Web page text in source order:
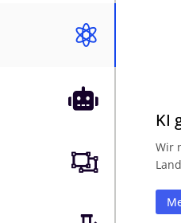



KI
Wir